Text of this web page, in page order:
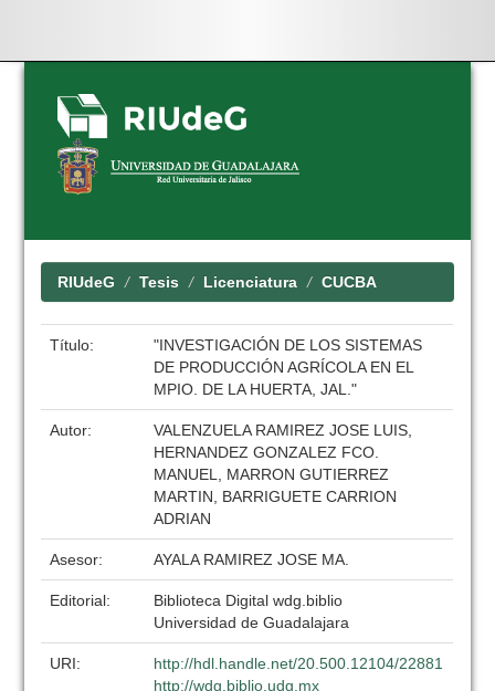
Skip
navigation
RIUdeG Tesis Licenciatura CUCBA
Título:
"INVESTIGACIÓN DE LOS SISTEMAS
DE PRODUCCIÓN AGRÍCOLA EN EL
MPIO. DE LA HUERTA, JAL."
Autor:
VALENZUELA RAMIREZ JOSE LUIS,
HERNANDEZ GONZALEZ FCO.
MANUEL, MARRON GUTIERREZ
MARTIN, BARRIGUETE CARRION
ADRIAN
Asesor: AYALA RAMIREZ JOSE MA.
Editorial:
Biblioteca Digital wdg.biblio
Universidad de Guadalajara
URI:
http://hdl.handle.net/20.500.12104/22881
http://wdg.biblio.udg.mx